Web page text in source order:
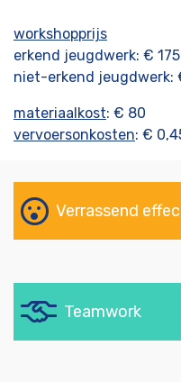
workshopprijs
erkend jeugdwerk: € 175
niet-erkend jeugdwerk:
materiaalkost: € 80
vervoersonkosten: €
Verrassend
Teamwork